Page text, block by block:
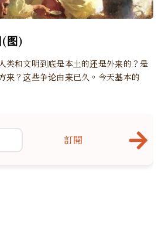
(图)
类和文明到底是本土的还是外来的？是
来？这些争论由来已久。今天基本的
訂閱